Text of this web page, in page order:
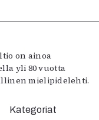
on ainoa
yli 80 vuotta
mielipidelehti.
Kategoriat